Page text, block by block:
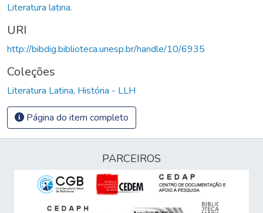
Literatura latina.
URI
http://bibdig.biblioteca.unesp.br/handle/10/6935
Coleções
Literatura Latina, História - LLH
Página do item completo
PARCEIROS